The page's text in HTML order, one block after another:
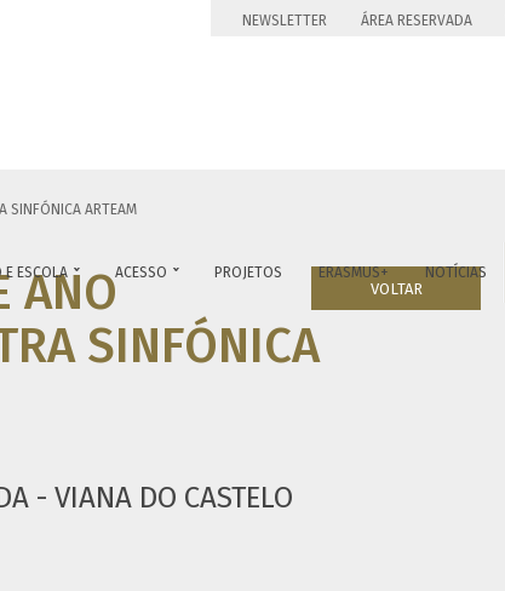
NEWSLETTER ÁREA RESERVADA
E ESCOLA  ACESSO  PROJETOS ERASMUS+ NOTÍCIAS
SINFÓNICA ARTEAM
VOLTAR
ANO
SINFÓNICA
- VIANA DO CASTELO